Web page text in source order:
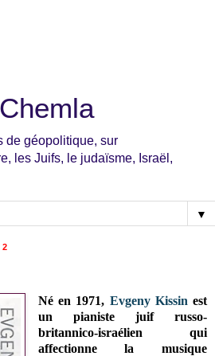
de géopolitique, sur
les Juifs, le judaïsme, Israël,
▼
Né en 1971, Evgeny Kissin est
un pianiste juif russo-
britannico-israélien qui
affectionne la musique